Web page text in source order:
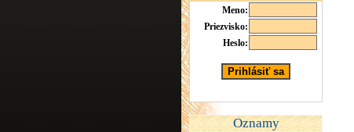
Meno:
Priezvisko:
Heslo:
Oznamy